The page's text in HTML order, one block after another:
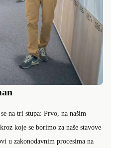
na tri stupa: Prvo, na našim
koje se borimo za naše stavove
u zakonodavnim procesima na